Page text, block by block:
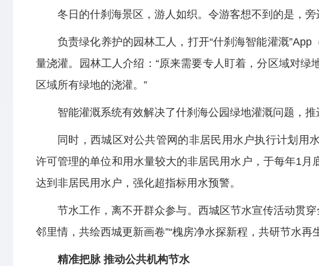
冬日的什刹海景区，游人如织。令游客想不到的是，
负责绿化养护的园林工人，打开“什刹海智能灌溉
量浇灌。园林工人介绍：“原来需要专人盯着，分区域对
区域所有绿地的浇灌。”
智能灌溉系统有效解决了什刹海公园绿地灌溉问题，
同时，西城区对公共管网的非居民用水户执行计划用
许可管理的单位和用水量较大的非居民用水户，于每年1
达到非居民用水户，强化超指标用水预警。
节水工作，离不开群众参与。西城区节水宣传活动贯
邻里情，共绘西城更新画卷”“槐房净水探新程，共研节水再
精准把脉 推动公共机构节水